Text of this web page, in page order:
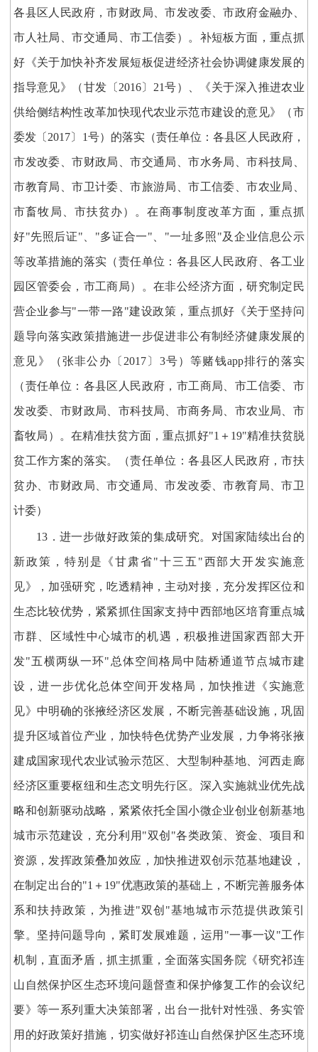
各县区人民政府，市财政局、市发改委、市政府金融办、
市人社局、市交通局、市工信委）。补短板方面，重点抓
好《关于加快补齐发展短板促进经济社会协调健康发展的
指导意见》（甘发〔2016〕21号）、《关于深入推进农业
供给侧结构性改革加快现代农业示范市建设的意见》（市
委发〔2017〕1号）的落实（责任单位：各县区人民政府，
市发改委、市财政局、市交通局、市水务局、市科技局、
市教育局、市卫计委、市旅游局、市工信委、市农业局、
市畜牧局、市扶贫办）。在商事制度改革方面，重点抓
好"先照后证"、"多证合一"、"一址多照"及企业信息公示
等改革措施的落实（责任单位：各县区人民政府、各工业
园区管委会，市工商局）。在非公经济方面，研究制定民
营企业参与"一带一路"建设政策，重点抓好《关于坚持问
题导向落实政策措施进一步促进非公有制经济健康发展的
意见》（张非公办〔2017〕3号）等赌钱app排行的落实
（责任单位：各县区人民政府，市工商局、市工信委、市
发改委、市财政局、市科技局、市商务局、市农业局、市
畜牧局）。在精准扶贫方面，重点抓好"1＋19"精准扶贫脱
贫工作方案的落实。（责任单位：各县区人民政府，市扶
贫办、市财政局、市交通局、市发改委、市教育局、市卫
计委）
13．进一步做好政策的集成研究。对国家陆续出台的
新政策，特别是《甘肃省"十三五"西部大开发实施意
见》，加强研究，吃透精神，主动对接，充分发挥区位和
生态比较优势，紧紧抓住国家支持中西部地区培育重点城
市群、区域性中心城市的机遇，积极推进国家西部大开
发"五横两纵一环"总体空间格局中陆桥通道节点城市建
设，进一步优化总体空间开发格局，加快推进《实施意
见》中明确的张掖经济区发展，不断完善基础设施，巩固
提升区域首位产业，加快特色优势产业发展，力争将张掖
建成国家现代农业试验示范区、大型制种基地、河西走廊
经济区重要枢纽和生态文明先行区。深入实施就业优先战
略和创新驱动战略，紧紧依托全国小微企业创业创新基地
城市示范建设，充分利用"双创"各类政策、资金、项目和
资源，发挥政策叠加效应，加快推进双创示范基地建设，
在制定出台的"1＋19"优惠政策的基础上，不断完善服务体
系和扶持政策，为推进"双创"基地城市示范提供政策引
擎。坚持问题导向，紧盯发展难题，运用"一事一议"工作
机制，直面矛盾，抓主抓重，全面落实国务院《研究祁连
山自然保护区生态环境问题督查和保护修复工作的会议纪
要》等一系列重大决策部署，出台一批针对性强、务实管
用的好政策好措施，切实做好祁连山自然保护区生态环境